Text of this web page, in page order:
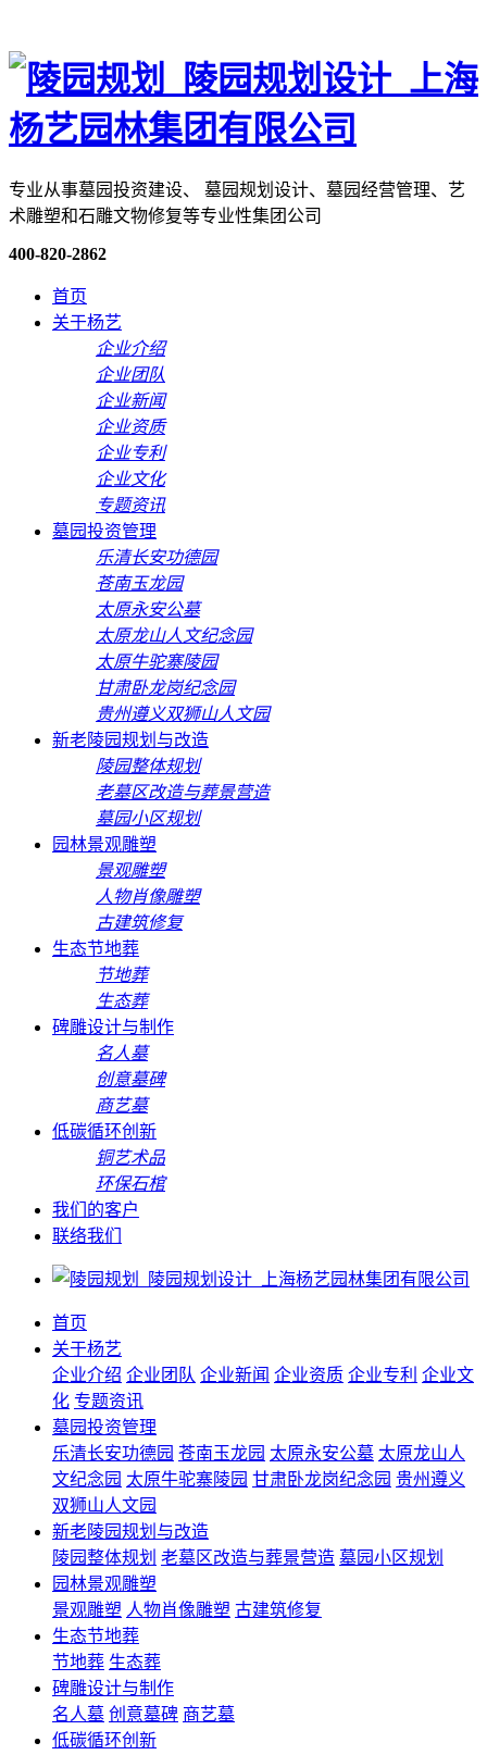
专业从事墓园投资建设、 墓园规划设计、墓园经营管理、艺
术雕塑和石雕文物修复等专业性集团公司
400-820-2862
首页
关于杨艺
企业介绍
企业团队
企业新闻
企业资质
企业专利
企业文化
专题资讯
墓园投资管理
乐清长安功德园
苍南玉龙园
太原永安公墓
太原龙山人文纪念园
太原牛驼寨陵园
甘肃卧龙岗纪念园
贵州遵义双狮山人文园
新老陵园规划与改造
陵园整体规划
老墓区改造与葬景营造
墓园小区规划
园林景观雕塑
景观雕塑
人物肖像雕塑
古建筑修复
生态节地葬
节地葬
生态葬
碑雕设计与制作
名人墓
创意墓碑
商艺墓
低碳循环创新
铜艺术品
环保石棺
我们的客户
联络我们
首页
关于杨艺
企业介绍 企业团队 企业新闻 企业资质 企业专利 企业文
化 专题资讯
墓园投资管理
乐清长安功德园 苍南玉龙园 太原永安公墓 太原龙山人
文纪念园 太原牛驼寨陵园 甘肃卧龙岗纪念园 贵州遵义
双狮山人文园
新老陵园规划与改造
陵园整体规划 老墓区改造与葬景营造 墓园小区规划
园林景观雕塑
景观雕塑 人物肖像雕塑 古建筑修复
生态节地葬
节地葬 生态葬
碑雕设计与制作
名人墓 创意墓碑 商艺墓
低碳循环创新